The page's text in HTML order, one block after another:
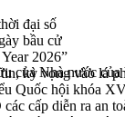
đại số
bầu cử
2026”
kỳ vọng vào lá
Quốc hội khóa
cấp diễn ra an
của Nhà nước